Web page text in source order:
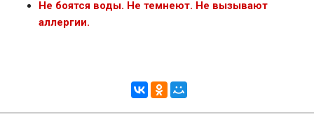
Не боятся воды. Не темнеют. Не вызывают
аллергии.